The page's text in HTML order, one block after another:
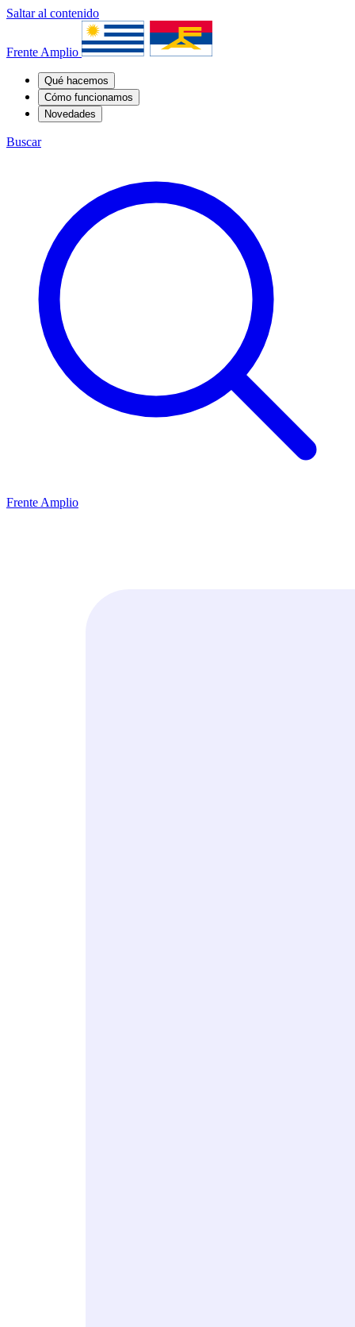
Saltar al contenido
Frente Amplio
Qué hacemos
Cómo funcionamos
Novedades
Buscar
Frente Amplio